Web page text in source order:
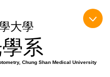
大學
系
Chung Shan Medical University